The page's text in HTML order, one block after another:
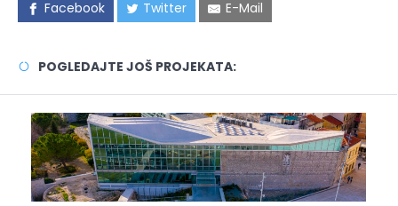
Facebook Twitter E-Mail
POGLEDAJTE JOŠ PROJEKATA: